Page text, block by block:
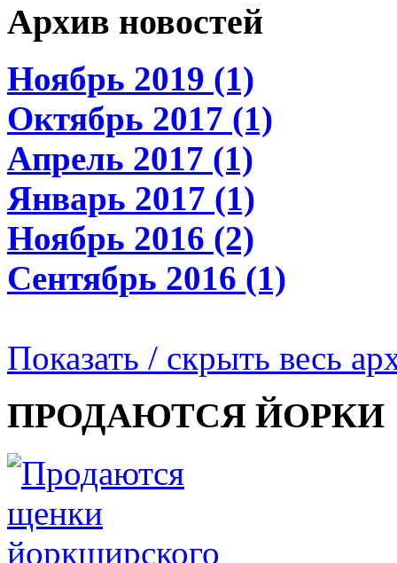
Архив новостей
Ноябрь 2019 (1)
Октябрь 2017 (1)
Апрель 2017 (1)
Январь 2017 (1)
Ноябрь 2016 (2)
Сентябрь 2016 (1)
Показать / скрыть весь
ПРОДАЮТСЯ ЙОРКИ